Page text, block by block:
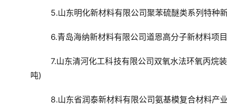
5.山东明化新材料有限公司聚苯硫醚类系列特种
6.青岛海纳新材料有限公司道恩高分子新材料项
7.山东清河化工科技有限公司双氧水法环氧丙烷
吨)
8.山东省润泰新材料有限公司氨基模复合材料产